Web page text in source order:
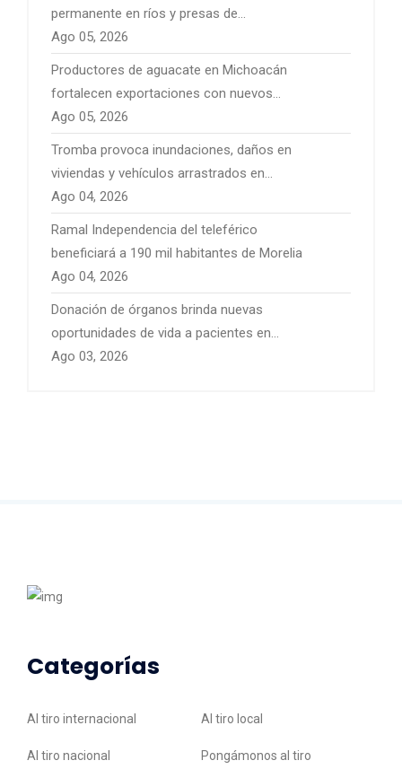
permanente en ríos y presas de
Michoacán por temporal de lluvias
Ago 05, 2026
Productores de aguacate en Michoacán
fortalecen exportaciones con nuevos
mercados internacionales
Ago 05, 2026
Tromba provoca inundaciones, daños en
viviendas y vehículos arrastrados en
Pátzcuaro
Ago 04, 2026
Ramal Independencia del teleférico
beneficiará a 190 mil habitantes de Morelia
Ago 04, 2026
Donación de órganos brinda nuevas
oportunidades de vida a pacientes en
Michoacán
Ago 03, 2026
Categorías
Al tiro internacional Al tiro local
Al tiro nacional Pongámonos al tiro